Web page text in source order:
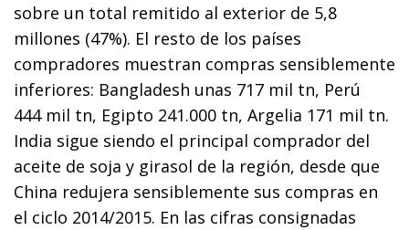
sobre un total remitido al exterior de 5,8
millones (47%). El resto de los países
compradores muestran compras sensiblemente
inferiores: Bangladesh unas 717 mil tn, Perú
444 mil tn, Egipto 241.000 tn, Argelia 171 mil tn.
India sigue siendo el principal comprador del
aceite de soja y girasol de la región, desde que
China redujera sensiblemente sus compras en
el ciclo 2014/2015. En las cifras consignadas